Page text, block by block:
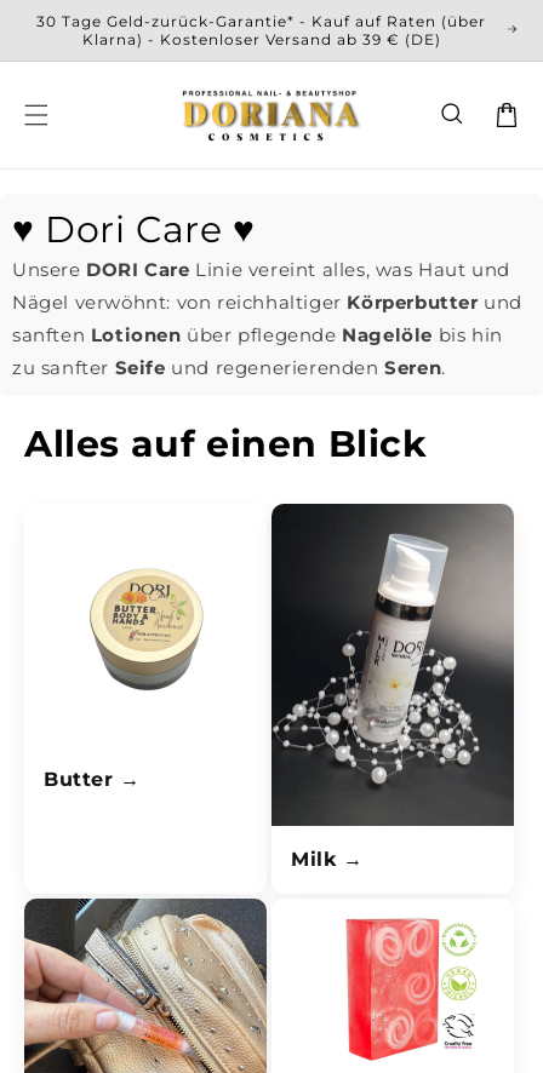
zum
Inhalt
30 Tage Geld-zurück-Garantie* - Kauf auf Raten (über
Klarna) - Kostenloser Versand ab 39 € (DE)
♥ Dori Care ♥
Unsere DORI Care Linie vereint alles, was Haut und
Nägel verwöhnt: von reichhaltiger Körperbutter und
sanften Lotionen über pflegende Nagelöle bis hin
zu sanfter Seife und regenerierendenSeren.
Alles auf einen Blick
Butter
Milk